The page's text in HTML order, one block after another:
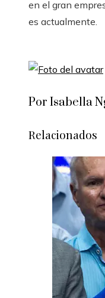
en el gran
es actualmente.
Por Isabella
Relacionados